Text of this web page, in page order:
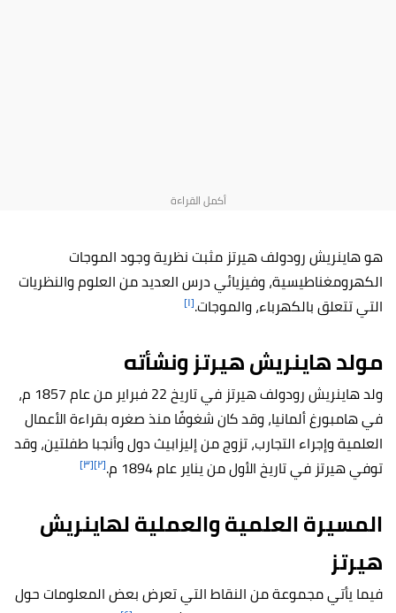
هو هاينريش رودولف هيرتز مثبت نظرية وجود الموجات
الكهرومغناطيسية، وفيزيائي درس العديد من العلوم والنظريات
التي تتعلق بالكهرباء، والموجات.[١]
مولدهاينريش هيرتزونشأته
ولد هاينريش رودولف هيرتز في تاريخ 22 فبراير من عام 1857 م،
في هامبورغ ألمانيا، وقد كان شغوفًا منذ صغره بقراءة الأعمال
العلمية وإجراء التجارب، تزوج من إليزابيث دول وأنجبا طفلتين، وقد
توفي هيرتز في تاريخ الأول من يناير عام 1894 م.
[٢] [٣]
المسيرة العلمية والعملية لهاينريش
هيرتز
فيما يأتي مجموعة من النقاط التي تعرض بعض المعلومات حول